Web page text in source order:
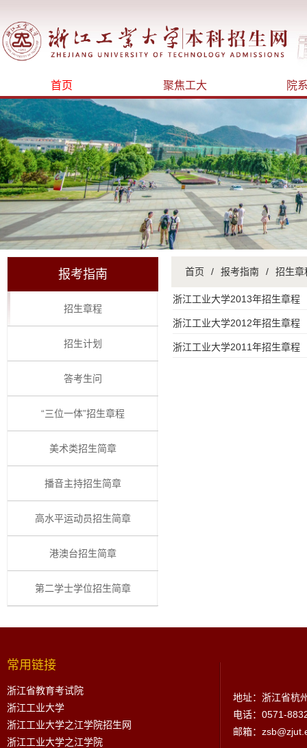
首页 聚焦工大 院
报考指南
招生章程
招生计划
答考生问
“三位一体”招生章程
美术类招生简章
播音主持招生简章
高水平运动员招生简章
港澳台招生简章
第二学士学位招生简章
首页 / 报考指南 / 招生章
浙江工业大学2013年招生章程
浙江工业大学2012年招生章程
浙江工业大学2011年招生章程
常用链接
浙江省教育考试院
浙江工业大学
浙江工业大学之江学院招生网
浙江工业大学之江学院
地址：浙江省杭
电话：0571-
邮箱：